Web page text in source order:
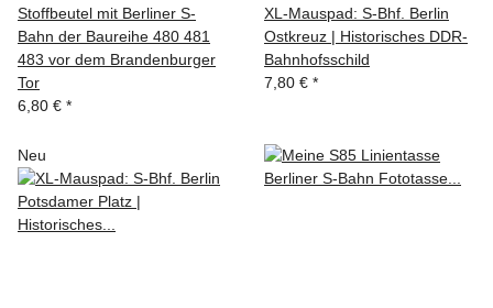
Stoffbeutel mit Berliner S-
Bahn der Baureihe 480 481
483 vor dem Brandenburger
Tor
6,80 € *
XL-Mauspad: S-Bhf. Berlin
Ostkreuz | Historisches DDR-
Bahnhofsschild
7,80 € *
Neu